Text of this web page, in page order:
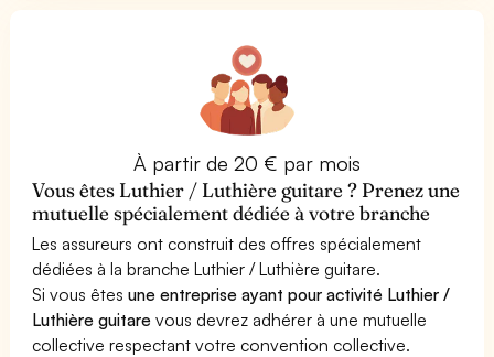
À partir de 20 € par mois
Vous êtes Luthier / Luthière guitare ? Prenez une
mutuelle spécialement dédiée à votre branche
Les assureurs ont construit des offres spécialement
dédiées à la branche Luthier / Luthière guitare.
Si vous êtesune entreprise ayant pour activité Luthier /
Luthière guitare vous devrez adhérer à une mutuelle
collective respectant votre convention collective.